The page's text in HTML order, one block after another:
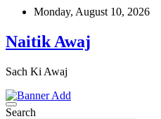
Skip
content
Monday, August 10, 2026
Naitik Awaj
Sach Ki Awaj
Search